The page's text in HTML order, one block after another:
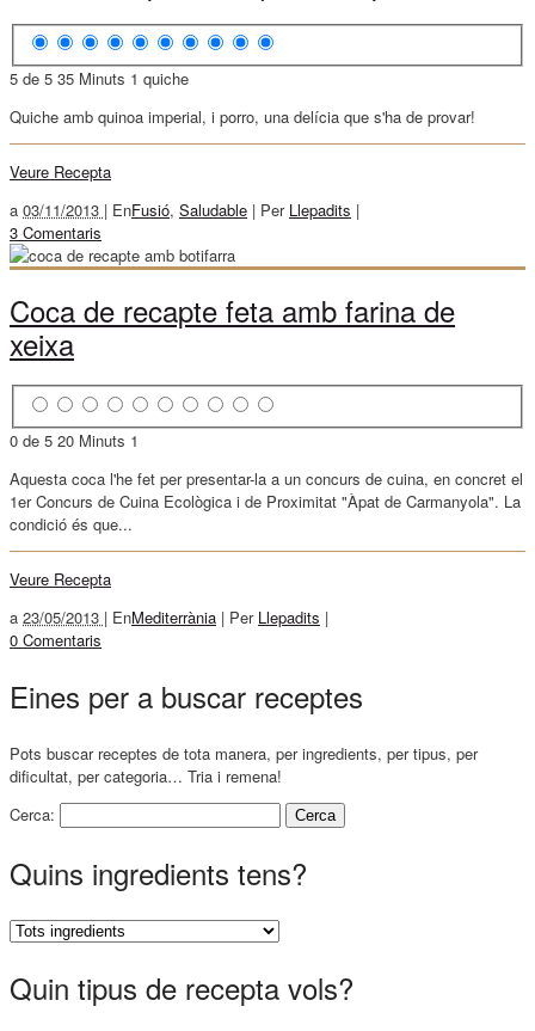
5 de 5 35 Minuts 1 quiche
Quiche amb quinoa imperial, i porro, una delícia que s'ha de provar!
Veure Recepta
a 03/11/2013 | EnFusió, Saludable | Per Llepadits |
3 Comentaris
Coca de recapte feta amb farina de
xeixa
0 de 5 20 Minuts 1
Aquesta coca l'he fet per presentar-la a un concurs de cuina, en concret el
1er Concurs de Cuina Ecològica i de Proximitat "Àpat de Carmanyola". La
condició és que...
Veure Recepta
a 23/05/2013 | EnMediterrània | Per Llepadits |
0 Comentaris
Eines per a buscar receptes
Pots buscar receptes de tota manera, per ingredients, per tipus, per
dificultat, per categoria… Tria i remena!
Cerca:
Quins ingredients tens?
Quin tipus de recepta vols?